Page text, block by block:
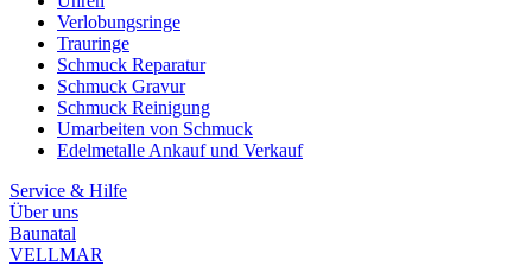
Verlobungsringe
Trauringe
Schmuck Reparatur
Schmuck Gravur
Schmuck Reinigung
Umarbeiten von Schmuck
Edelmetalle Ankauf und Verkauf
Service & Hilfe
Über uns
Baunatal
VELLMAR